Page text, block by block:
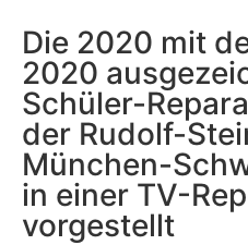
Die 2020 mit
2020
Schüler-
der Rudolf-
München-
in einer TV-
vorgestellt